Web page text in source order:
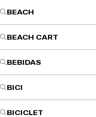
BEACH
BEACH CART
BEBIDAS
BICI
BICICLET